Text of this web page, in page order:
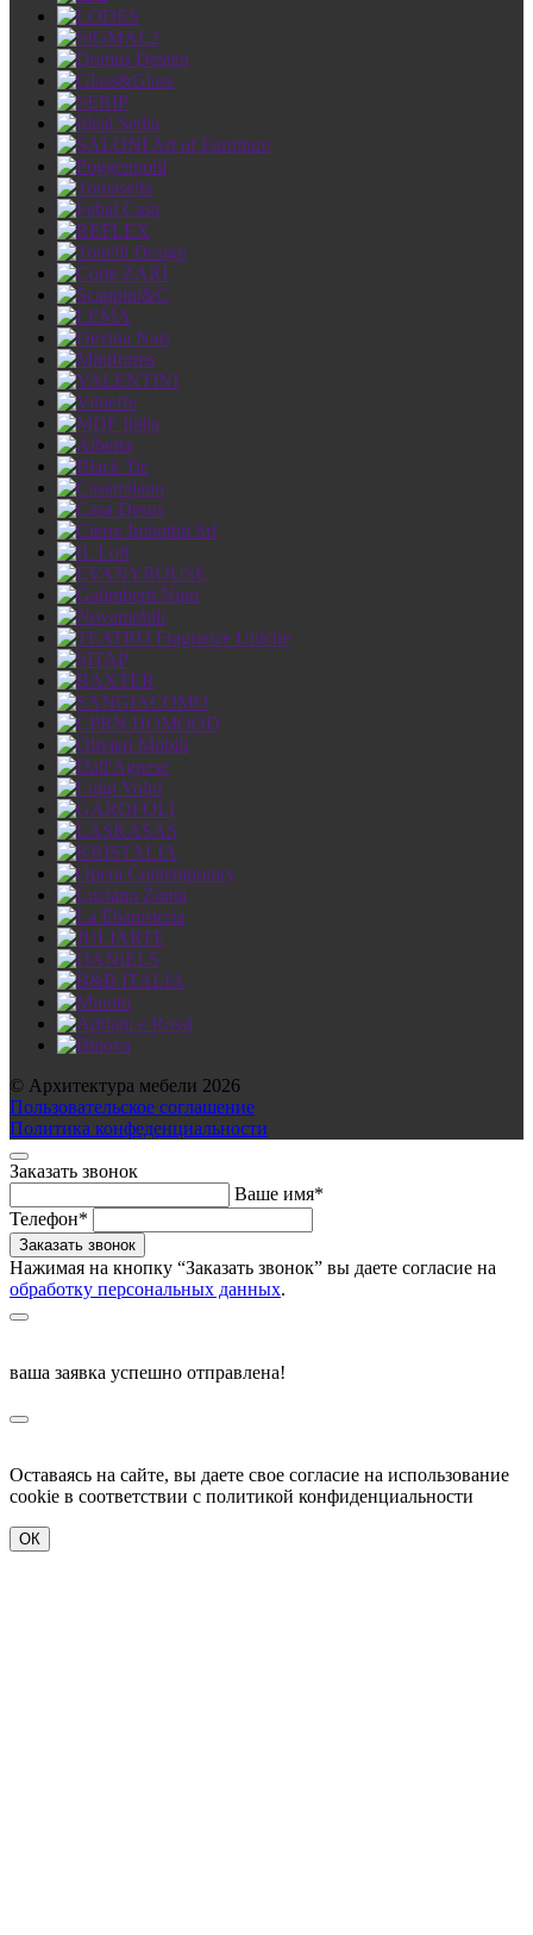
© Архитектура мебели 2026
Пользовательское соглашение
Политика конфеденциальности
Заказать звонок
Ваше имя*
Телефон*
Нажимая на кнопку “Заказать звонок” вы даете согласие на
обработку персональных данных.
ваша заявка успешно отправлена!
Оставаясь на сайте, вы даете свое согласие на использование
cookie в соответствии c политикой конфиденциальности
ОК